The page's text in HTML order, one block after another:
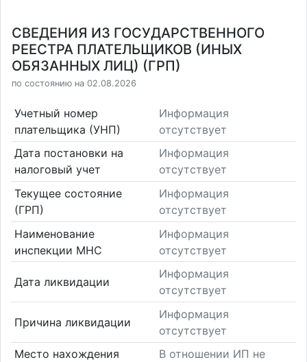
СВЕДЕНИЯ ИЗ ГОСУДАРСТВЕННОГО
РЕЕСТРА ПЛАТЕЛЬЩИКОВ (ИНЫХ
ОБЯЗАННЫХ ЛИЦ) (ГРП)
по состоянию на 02.08.2026
Учетный номер
плательщика (УНП)
Информация
отсутствует
Дата постановки на
налоговый учет
Информация
отсутствует
Текущее состояние
(ГРП)
Информация
отсутствует
Наименование
инспекции МНС
Информация
отсутствует
Дата ликвидации
Информация
отсутствует
Причина ликвидации
Информация
отсутствует
Место нахождения
В отношении ИП не